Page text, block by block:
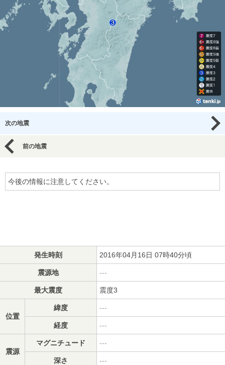
次の地震
前の地震
今後の情報に注意してください。
発生時刻 2016年04月16日 07時40分頃
震源地 ---
最大震度 震度3
位置
緯度 ---
経度 ---
震源
マグニチュード ---
深さ ---